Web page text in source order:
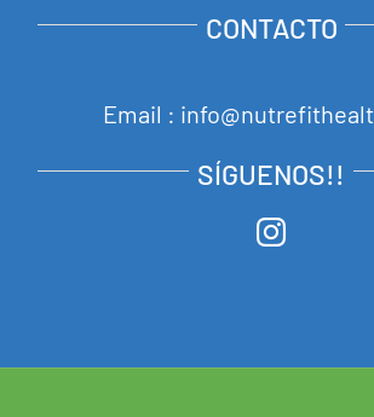
CONTACTO
Email :
SÍGUENOS!!